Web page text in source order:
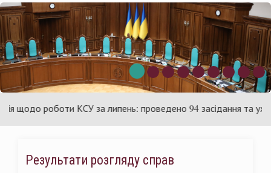
роботи КСУ за липень: проведено 94 засідання та
Результати розгляду справ